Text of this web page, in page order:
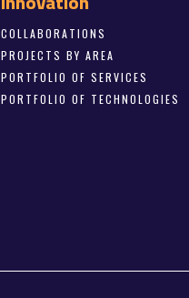
COLLABORATIONS
PROJECTS BY AREA
PORTFOLIO OF SERVICES
PORTFOLIO OF TECHNOLOGIES